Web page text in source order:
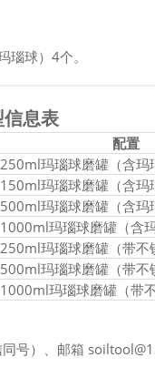
球）4个。
息表
配置
玛瑙球磨罐（含玛
玛瑙球磨罐（含
玛瑙球磨罐（含玛
玛瑙球磨罐（含
玛瑙球磨罐（带不
玛瑙球磨罐（带不
玛瑙球磨罐（带
号）、邮箱